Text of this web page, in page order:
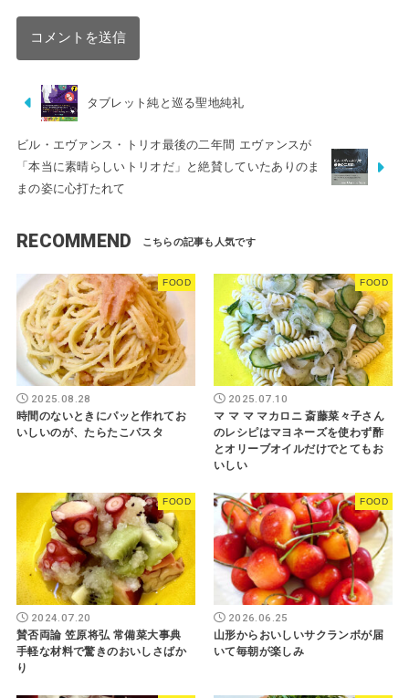
タブレット純と巡る聖地純礼
ビル・エヴァンス・トリオ最後の二年間 エヴァンスが
「本当に素晴らしいトリオだ」と絶賛していたありのま
まの姿に心打たれて
RECOMMEND
FOOD
2025.08.28
時間のないときにパッと作れてお
いしいのが、たらたこパスタ
FOOD
2025.07.10
マ マ マ マカロニ 斎藤菜々子さん
のレシピはマヨネーズを使わず酢
とオリーブオイルだけでとてもお
いしい
FOOD
2024.07.20
賛否両論 笠原将弘 常備菜大事典
手軽な材料で驚きのおいしさばか
り
FOOD
2026.06.25
山形からおいしいサクランボが届
いて毎朝が楽しみ